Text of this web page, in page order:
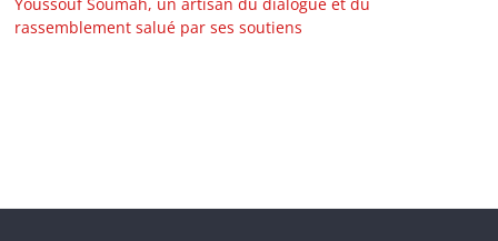
rassemblement salué par ses soutiens